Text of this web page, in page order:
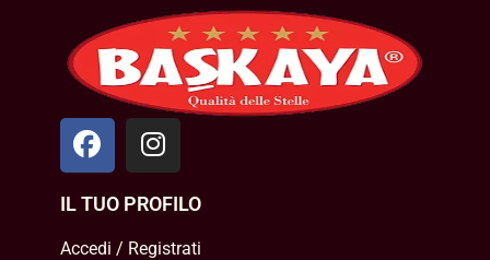
IL TUO PROFILO
Accedi / Registrati